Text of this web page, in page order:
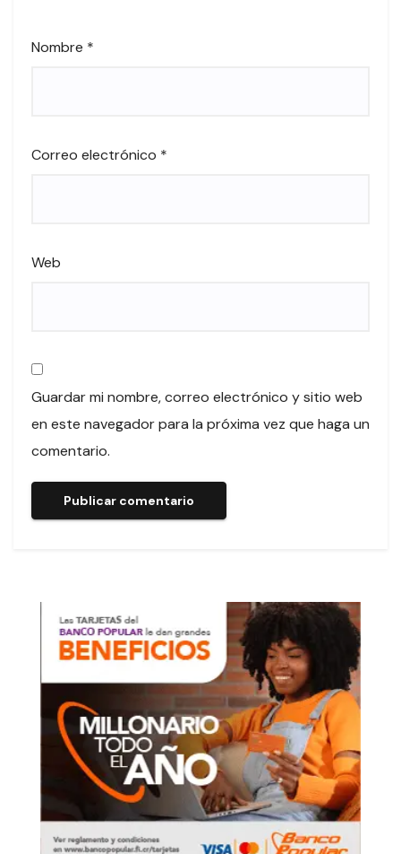
Nombre *
Correo electrónico *
Web
Guardar mi nombre, correo electrónico y sitio web
en este navegador para la próxima vez que haga un
comentario.